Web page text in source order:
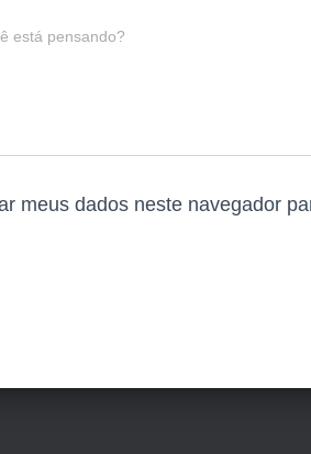
está pensando?
meus dados neste navegador